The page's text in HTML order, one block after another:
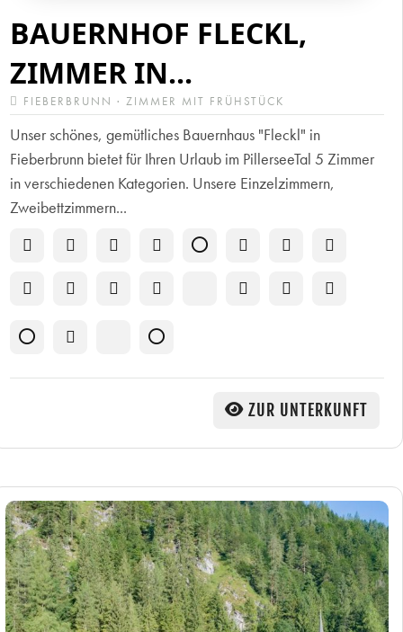
BAUERNHOF FLECKL,
ZIMMER IN...
FIEBERBRUNN · ZIMMER MIT FRÜHSTÜCK
Unser schönes, gemütliches Bauernhaus "Fleckl" in
Fieberbrunn bietet für Ihren Urlaub im PillerseeTal 5 Zimmer
in verschiedenen Kategorien. Unsere Einzelzimmern,
Zweibettzimmern...
ZUR UNTERKUNFT